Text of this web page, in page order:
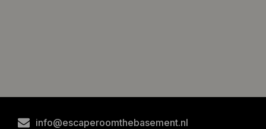
info@escaperoomthebasement.nl